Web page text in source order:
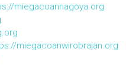
miegacoannagoya.org
miegacoanwirobrajan.org